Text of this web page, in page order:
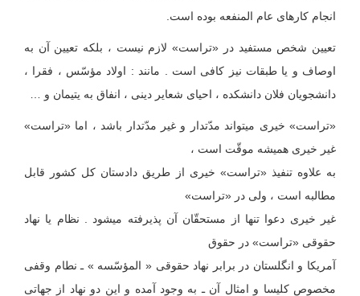
انجام کارهای عام المنفعه بوده است.
تعیین شخص مستفید در «تراست» لازم نیست ، بلکه تعیین آن به
اوصاف و یا طبقات نیز کافی است . مانند : اولاد مؤسّس ، فقرا ،
دانشجویان فلان دانشکده ، احیای شعایر دینی ، انفاق به یتیمان و …
«تراست» خیری می‏تواند مدّت‏دار و غیر مدّت‏دار باشد ، اما «تراست»
غیر خیری همیشه موقّت است ،
به علاوه تنفیذ «تراست» خیری از طریق دادستان کل کشور قابل
مطالبه است ، ولی در «تراست»
غیر خیری دعوا تنها از مستحقّان آن پذیرفته می‏شود . نظام یا نهاد
حقوقی «تراست» در حقوق
آمریکا و انگلستان در برابر نهاد حقوقی « المؤسّسه » ـ نطام وقفی
مخصوص کلیسا و امثال آن ـ به وجود آمده و این دو نهاد از جهاتی